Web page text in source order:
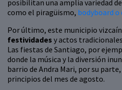
posibilitan una amplia variedad
como el piragüismo, bodyboard o
Por último, este municipio
festividades y actos
Las fiestas de Santiago, por
donde la música y la diversión
barrio de Andra Mari, por su
principios del mes de agosto.